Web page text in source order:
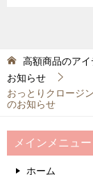
高額商品のア
お知らせ
おっとりクロージ
のお知らせ
メインメニュー
ホーム